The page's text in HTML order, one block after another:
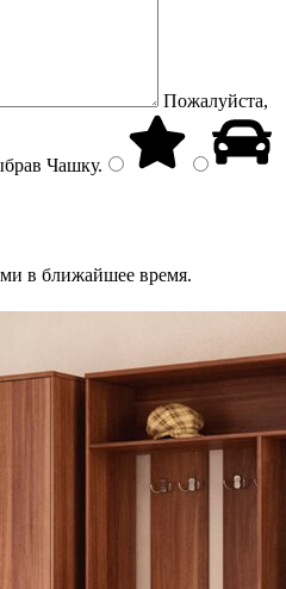
Пожалуйста,
Чашку.
в ближайшее время.